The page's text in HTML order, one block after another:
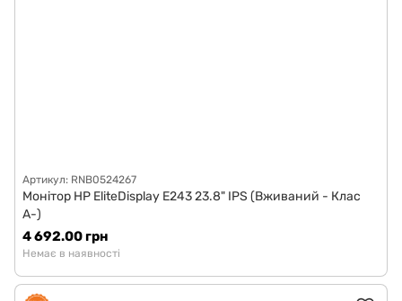
Артикул: RNB0524267
Монітор HP EliteDisplay E243 23.8" IPS (Вживаний - Клас
A-)
4 692.00 грн
Немає в наявності